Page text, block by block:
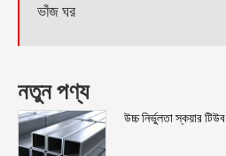
ভাঁজ ঘর
নতুন পণ্য
উচ্চ নির্ভুলতা স্কয়ার টিউব